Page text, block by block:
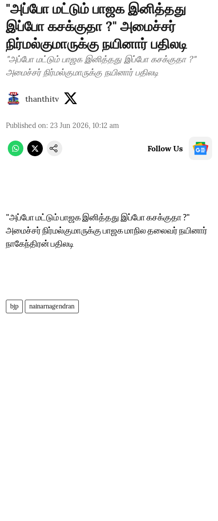
"அப்போ மட்டும் பாஜக இனித்தது
இப்போ கசக்குதா ?" அமைச்சர்
நிர்மல்குமாருக்கு நயினார் பதிலடி
"அப்போ மட்டும் பாஜக இனித்தது இப்போ கசக்குதா ?"
அமைச்சர் நிர்மல்குமாருக்கு நயினார் பதிலடி
thanthitv
Published on: 23 Jun 2026, 10:12 am
Follow Us
"அப்போ மட்டும் பாஜக இனித்தது இப்போ கசக்குதா ?"
அமைச்சர் நிர்மல்குமாருக்கு பாஜக மாநில தலைவர் நயினார்
நாகேந்திரன் பதிலடி
bjp nainarnagendran